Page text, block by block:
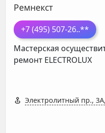
Ремнекст
+7 (495) 507-26..**
Мастерская
ремонт ELECTROLUX
Электролитный пр.,